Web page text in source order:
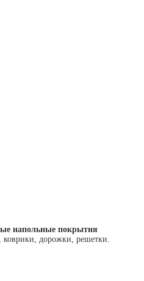
напольные покрытия
дорожки, решетки.